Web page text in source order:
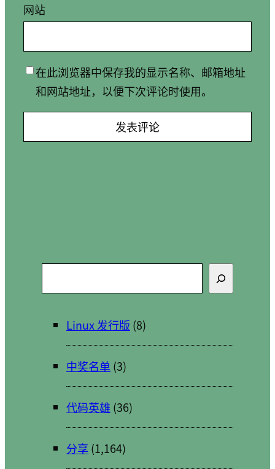
网站
在此浏览器中保存我的显示名称、邮箱地址
和网站地址，以便下次评论时使用。
索
Linux 发行版 (8)
中奖名单 (3)
代码英雄 (36)
分享 (1,164)